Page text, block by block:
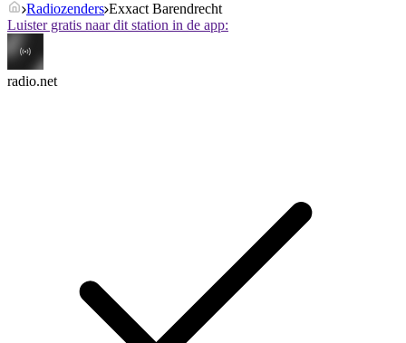
Radiozenders Exxact Barendrecht
Luister gratis naar dit station in de app:
radio.net